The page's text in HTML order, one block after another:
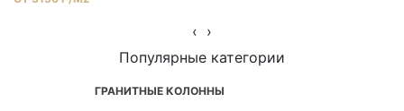
‹ ›
Популярные категории
ГРАНИТНЫЕ КОЛОННЫ